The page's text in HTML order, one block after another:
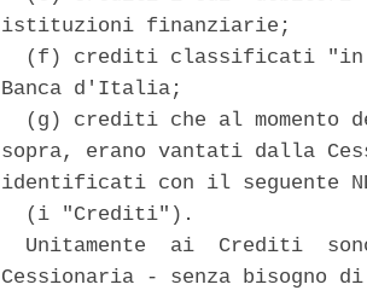
istituzioni finanziarie;
(f) crediti classificati
Banca d'Italia;
(g) crediti che al momento
sopra, erano vantati dalla
identificati con il seguente
  (i "Crediti").
Unitamente  ai  Crediti
Cessionaria - senza bisogno